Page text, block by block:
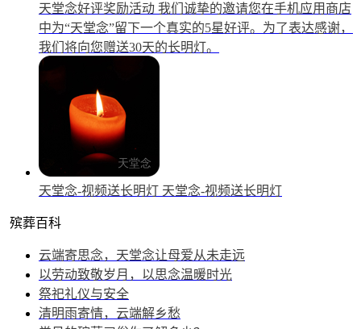
天堂念好评奖励活动 我们诚挚的邀请您在手机应用商店
中为“天堂念”留下一个真实的5星好评。为了表达感谢，
我们将向您赠送30天的长明灯。
天堂念-视频送长明灯 天堂念-视频送长明灯
殡葬百科
云端寄思念，天堂念让母爱从未走远
以劳动致敬岁月，以思念温暖时光
祭祀礼仪与安全
清明雨寄情，云端解乡愁